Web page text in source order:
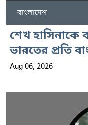
বাংলাদেশ
শেখ হাসিনাকে
ভারতের প্রতি
Aug 06, 2026